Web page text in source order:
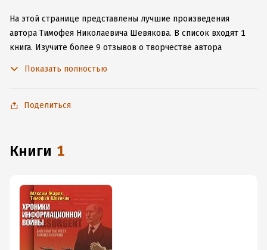
На этой странице представлены лучшие произведения
автора Тимофея Николаевича Шевякова. В список входят 1
книга. Изучите более 9 отзывов о творчестве автора
с любимыми произведениями даже без подключения
Показать полностью
Поделиться
книги 1